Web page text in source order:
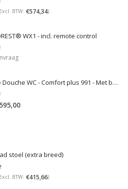
5 BTW: €574,34)
WX1 - incl. remote control
5
Homecare Douche WC - Comfort plus 991 - Met brilverwarming
5
stoel (extra breed)
BTW: €415,66)